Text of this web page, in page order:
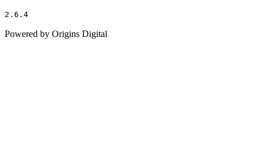
2.6.4
Powered by Origins Digital